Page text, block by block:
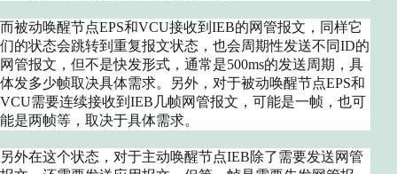
而被动唤醒节点EPS和VCU接收到IEB的网管报文，同样它
们的状态会跳转到重复报文状态，也会周期性发送不同ID的
网管报文，但不是快发形式，通常是500ms的发送周期，具
体发多少帧取决具体需求。另外，对于被动唤醒节点EPS和
VCU需要连续接收到IEB几帧网管报文，可能是一帧，也可
能是两帧等，取决于具体需求。
另外在这个状态，对于主动唤醒节点IEB除了需要发送网管